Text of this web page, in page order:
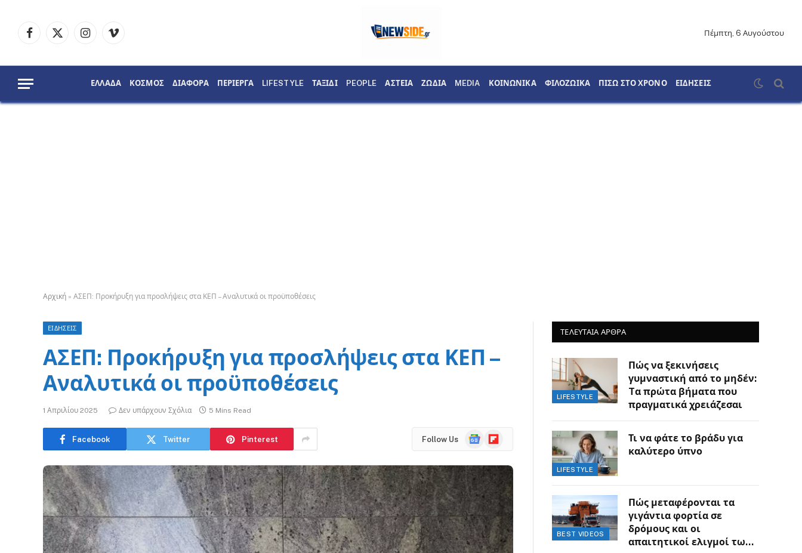
Facebook
X
InstagramVimeo
Πέμπτη, 6 Αυγούστου
ΕΛΛΑΔΑ ΚΟΣΜΟΣ ΔΙΑΦΟΡΑ ΠΕΡΙΕΡΓΑ LIFESTYLE ΤΑΞΙΔΙ PEOPLE ΑΣΤΕΙΑ ΖΩΔΙΑ MEDIA ΚΟΙΝΩΝΙΚΑ ΦΙΛΟΖΩΙΚΑ ΠΙΣΩ ΣΤΟ ΧΡΟΝΟ ΕΙΔΗΣΕΙΣ
Αρχική » ΑΣΕΠ: Προκήρυξη για προσλήψεις στα ΚΕΠ – Αναλυτικά οι προϋποθέσεις
ΕΙΔΗΣΕΙΣ
ΑΣΕΠ: Προκήρυξη για προσλήψεις στα ΚΕΠ –
Αναλυτικά οι προϋποθέσεις
1 Απριλίου 2025 Δεν υπάρχουν Σχόλια 5 Mins Read
Facebook Twitter Pinterest Follow Us
GoogleFlipboard
ΤΕΛΕΥΤΑΙΑ ΑΡΘΡΑ
LIFESTYLE
Πώς να ξεκινήσεις
γυμναστική από το μηδέν:
Tα πρώτα βήματα που
πραγματικά χρειάζεσαι
LIFESTYLE
Τι να φάτε το βράδυ για
καλύτερο ύπνο
BEST VIDEOS
Πώς μεταφέρονται τα
γιγάντια φορτία σε
δρόμους και οι
απαιτητικοί ελιγμοί των